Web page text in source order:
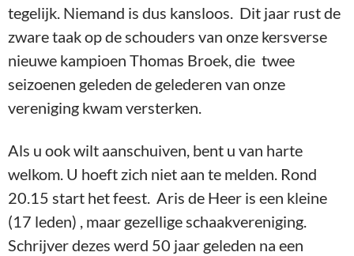
tegelijk. Niemand is dus kansloos. Dit jaar rust de
zware taak op de schouders van onze kersverse
nieuwe kampioen Thomas Broek, die twee
seizoenen geleden de gelederen van onze
vereniging kwam versterken.
Als u ook wilt aanschuiven, bent u van harte
welkom. U hoeft zich niet aan te melden. Rond
20.15 start het feest. Aris de Heer is een kleine
(17 leden) , maar gezellige schaakvereniging.
Schrijver dezes werd 50 jaar geleden na een